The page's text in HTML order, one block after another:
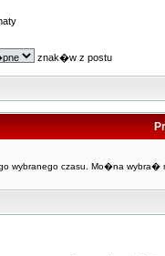
znak�w z postu
wybranego czasu. Mo�na wybra�